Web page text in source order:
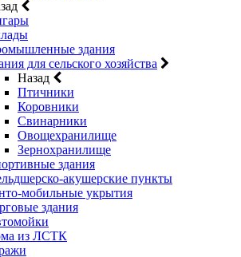
здания
для сельского хозяйства
Назад
Птичники
Коровники
Свинарники
Овощехранилище
Зернохранилище
здания
акушерские пункты
мобильные укрытия
здания
из ЛСТК